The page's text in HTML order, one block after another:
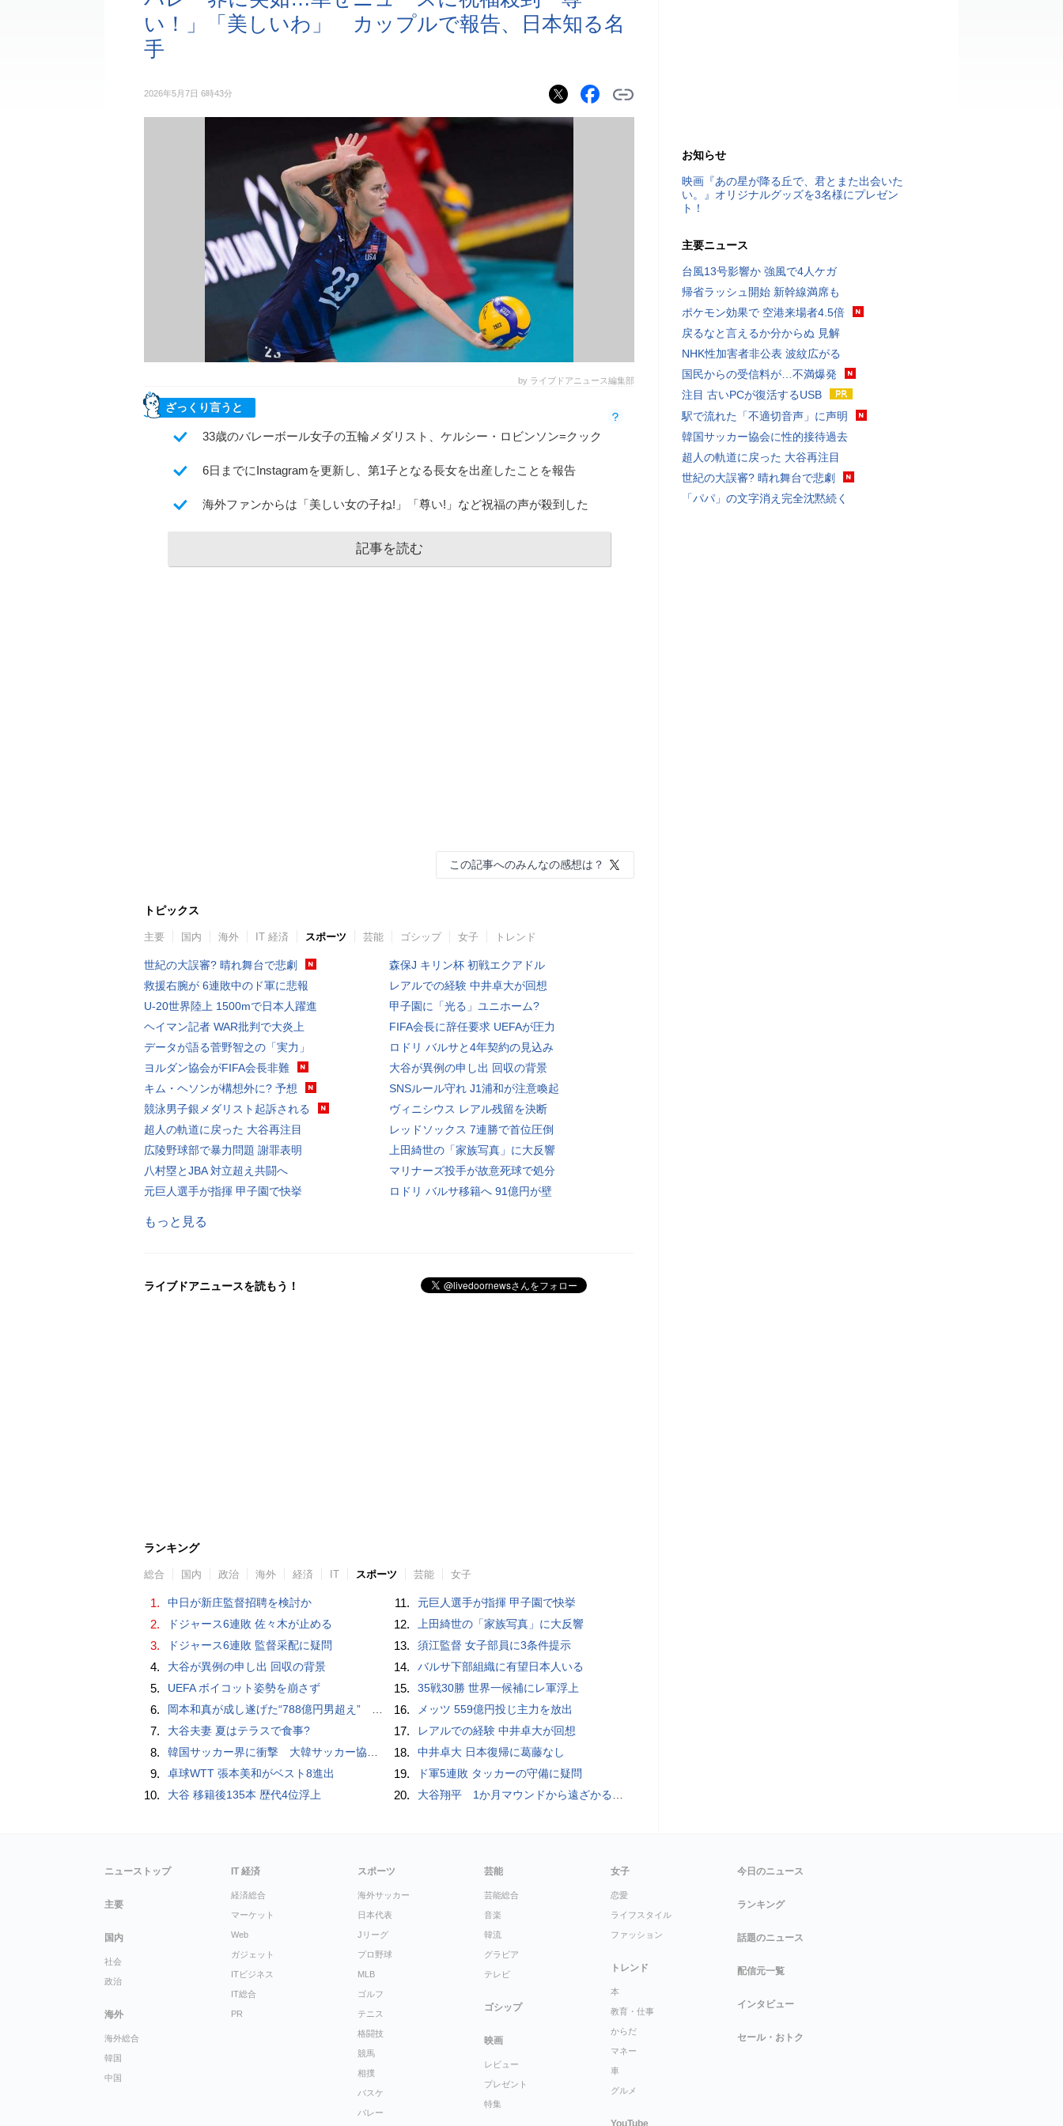
い！」「美しいわ」 カップルで報告、日本知る名
手
2026年5月7日 6時43分
by ライブドアニュース編集部
ざっくり言うと
33歳のバレーボール女子の五輪メダリスト、ケルシー・ロビンソン=クック
6日までにInstagramを更新し、第1子となる長女を出産したことを報告
海外ファンからは「美しい女の子ね!」「尊い!」など祝福の声が殺到した
記事を読む
この記事へのみんなの感想は？
トピックス
主要 国内 海外 IT 経済 スポーツ 芸能 ゴシップ 女子 トレンド
世紀の大誤審? 晴れ舞台で悲劇
救援右腕が 6連敗中のド軍に悲報
U-20世界陸上 1500mで日本人躍進
ヘイマン記者 WAR批判で大炎上
データが語る菅野智之の「実力」
ヨルダン協会がFIFA会長非難
キム・ヘソンが構想外に? 予想
競泳男子銀メダリスト起訴される
超人の軌道に戻った 大谷再注目
広陵野球部で暴力問題 謝罪表明
八村塁とJBA 対立超え共闘へ
元巨人選手が指揮 甲子園で快挙
森保J キリン杯 初戦エクアドル
レアルでの経験 中井卓大が回想
甲子園に「光る」ユニホーム?
FIFA会長に辞任要求 UEFAが圧力
ロドリ バルサと4年契約の見込み
大谷が異例の申し出 回収の背景
SNSルール守れ J1浦和が注意喚起
ヴィニシウス レアル残留を決断
レッドソックス 7連勝で首位圧倒
上田綺世の「家族写真」に大反響
マリナーズ投手が故意死球で処分
ロドリ バルサ移籍へ 91億円が壁
もっと見る
ライブドアニュースを読もう！
ランキング
総合 国内 政治 海外 経済 IT スポーツ 芸能 女子
1. 中日が新庄監督招聘を検討か
2. ドジャース6連敗 佐々木が止める
3. ドジャース6連敗 監督采配に疑問
4. 大谷が異例の申し出 回収の背景
5. UEFA ボイコット姿勢を崩さず
6. 岡本和真が成し遂げた“788億円男超え” いつのまにか「3位」…見据える球団記録更新
7. 大谷夫妻 夏はテラスで食事?
8. 韓国サッカー界に衝撃 大韓サッカー協会に外国人審判への“性的接待”疑惑 韓国メディアが報道
9. 卓球WTT 張本美和がベスト8進出
10. 大谷 移籍後135本 歴代4位浮上
11. 元巨人選手が指揮 甲子園で快挙
12. 上田綺世の「家族写真」に大反響
13. 須江監督 女子部員に3条件提示
14. バルサ下部組織に有望日本人いる
15. 35戦30勝 世界一候補にレ軍浮上
16. メッツ 559億円投じ主力を放出
17. レアルでの経験 中井卓大が回想
18. 中井卓大 日本復帰に葛藤なし
19. ド軍5連敗 タッカーの守備に疑問
20. 大谷翔平 1か月マウンドから遠ざかる中で打撃好調「しっかり反応できている」 今季初“1試合2発”で25･26号 打率も3割目前
お知らせ
映画『あの星が降る丘で、君とまた出会いた
い。』オリジナルグッズを3名様にプレゼン
ト！
主要ニュース
台風13号影響か 強風で4人ケガ
帰省ラッシュ開始 新幹線満席も
ポケモン効果で 空港来場者4.5倍
戻るなと言えるか分からぬ 見解
NHK性加害者非公表 波紋広がる
国民からの受信料が…不満爆発
注目 古いPCが復活するUSB
駅で流れた「不適切音声」に声明
韓国サッカー協会に性的接待過去
超人の軌道に戻った 大谷再注目
世紀の大誤審? 晴れ舞台で悲劇
「パパ」の文字消え完全沈黙続く
ニューストップ
主要
国内
社会
政治
海外
海外総合
韓国
中国
IT 経済
経済総合
マーケット
Web
ガジェット
ITビジネス
IT総合
PR
スポーツ
海外サッカー
日本代表
Jリーグ
プロ野球
MLB
ゴルフ
テニス
格闘技
競馬
相撲
バスケ
バレー
芸能
芸能総合
音楽
韓流
グラビア
テレビ
ゴシップ
映画
レビュー
プレゼント
特集
女子
恋愛
ライフスタイル
ファッション
トレンド
本
教育・仕事
からだ
マネー
車
グルメ
YouTube
今日のニュース
ランキング
話題のニュース
配信元一覧
インタビュー
セール・おトク